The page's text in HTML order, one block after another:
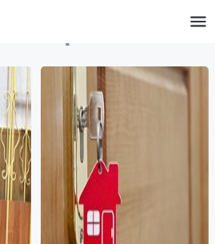
2023